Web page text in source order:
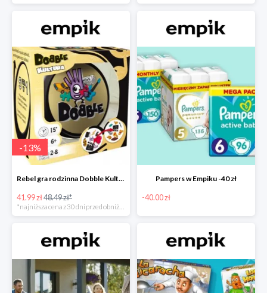
-13%
Rebel gra rodzinna Dobble Kultura w super cenie w Empiku Premium
41.99 zł48.49 zł*
Pampers w Empiku -40 zł
-40.00 zł